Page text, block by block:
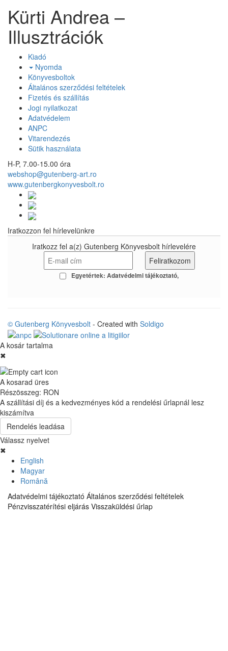
Kürti Andrea –
Illusztrációk
Kiadó
Nyomda
Könyvesboltok
Általános szerződési feltételek
Fizetés és szállítás
Jogi nyilatkozat
Adatvédelem
ANPC
Vitarendezés
Sütik használata
H-P, 7.00-15.00 óra
webshop@gutenberg-art.ro
www.gutenbergkonyvesbolt.ro
Iratkozzon fel hírlevelünkre
Iratkozz fel a(z) Gutenberg Könyvesbolt hírlevelére
Egyetértek: Adatvédelmi tájékoztató
© Gutenberg Könyvesbolt - Created with Soldigo
A kosár tartalma
✖
A kosarad üres
Részösszeg: RON
A szállítási díj és a kedvezményes kód a rendelési űrlapnál lesz
kiszámítva
Rendelés leadása
Válassz nyelvet
✖
English
Magyar
Română
Adatvédelmi tájékoztató Általános szerződési feltételek
Pénzvisszatérítési eljárás Visszaküldési űrlap